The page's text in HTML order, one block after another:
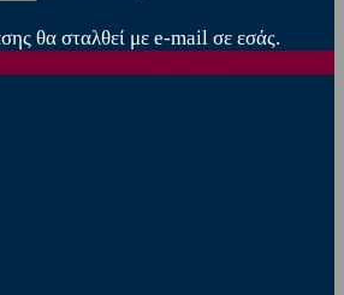
θα σταλθεί με e-mail σε εσάς.